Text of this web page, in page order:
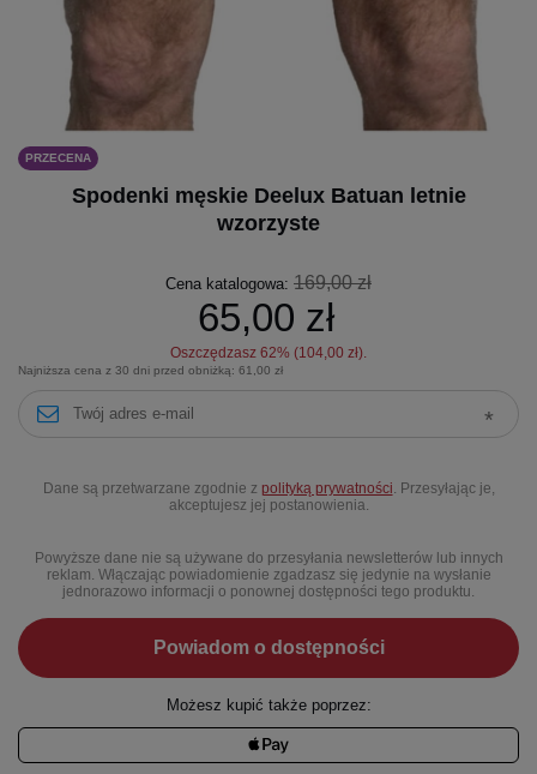
PRZECENA
Spodenki męskie Deelux Batuan letnie
wzorzyste
Cena katalogowa: 169,00 zł
65,00 zł
Oszczędzasz 62% (104,00 zł).
Najniższa cena z 30 dni przed obniżką: 61,00 zł
Dane są przetwarzane zgodnie z polityką prywatności . Przesyłając je,
akceptujesz jej postanowienia.
Powyższe dane nie są używane do przesyłania newsletterów lub innych
reklam. Włączając powiadomienie zgadzasz się jedynie na wysłanie
jednorazowo informacji o ponownej dostępności tego produktu.
Powiadom o dostępności
Możesz kupić także poprzez: